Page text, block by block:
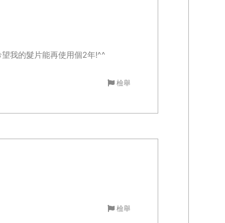
我的髮片能再使用個2年!^^
檢舉
檢舉